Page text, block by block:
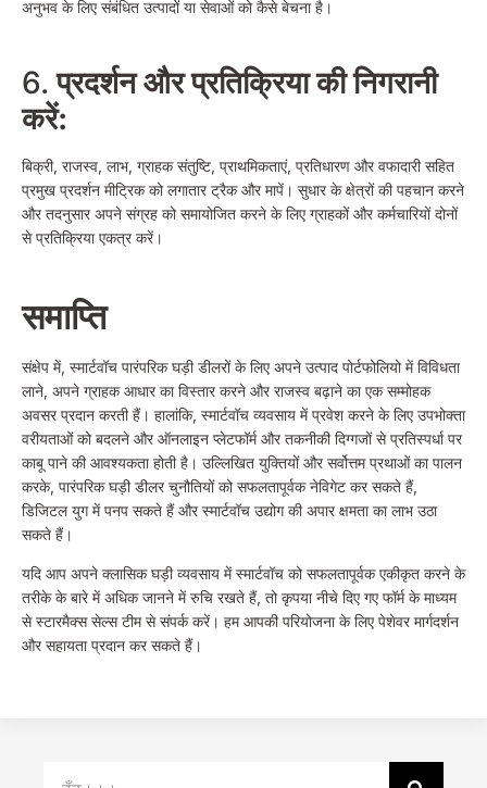
अनुभव के लिए संबंधित उत्पादों या सेवाओं को कैसे बेचना है।
6.प्रदर्शन और प्रतिक्रिया की निगरानी
करें:
बिक्री, राजस्व, लाभ, ग्राहक संतुष्टि, प्राथमिकताएं, प्रतिधारण और वफादारी सहित
प्रमुख प्रदर्शन मीट्रिक को लगातार ट्रैक और मापें। सुधार के क्षेत्रों की पहचान करने
और तदनुसार अपने संग्रह को समायोजित करने के लिए ग्राहकों और कर्मचारियों दोनों
से प्रतिक्रिया एकत्र करें।
समाप्ति
संक्षेप में, स्मार्टवॉच पारंपरिक घड़ी डीलरों के लिए अपने उत्पाद पोर्टफोलियो में विविधता
लाने, अपने ग्राहक आधार का विस्तार करने और राजस्व बढ़ाने का एक सम्मोहक
अवसर प्रदान करती हैं। हालांकि, स्मार्टवॉच व्यवसाय में प्रवेश करने के लिए उपभोक्ता
वरीयताओं को बदलने और ऑनलाइन प्लेटफॉर्म और तकनीकी दिग्गजों से प्रतिस्पर्धा पर
काबू पाने की आवश्यकता होती है। उल्लिखित युक्तियों और सर्वोत्तम प्रथाओं का पालन
करके, पारंपरिक घड़ी डीलर चुनौतियों को सफलतापूर्वक नेविगेट कर सकते हैं,
डिजिटल युग में पनप सकते हैं और स्मार्टवॉच उद्योग की अपार क्षमता का लाभ उठा
सकते हैं।
यदि आप अपने क्लासिक घड़ी व्यवसाय में स्मार्टवॉच को सफलतापूर्वक एकीकृत करने के
तरीके के बारे में अधिक जानने में रुचि रखते हैं, तो कृपया नीचे दिए गए फॉर्म के माध्यम
से स्टारमैक्स सेल्स टीम से संपर्क करें। हम आपकी परियोजना के लिए पेशेवर मार्गदर्शन
और सहायता प्रदान कर सकते हैं।